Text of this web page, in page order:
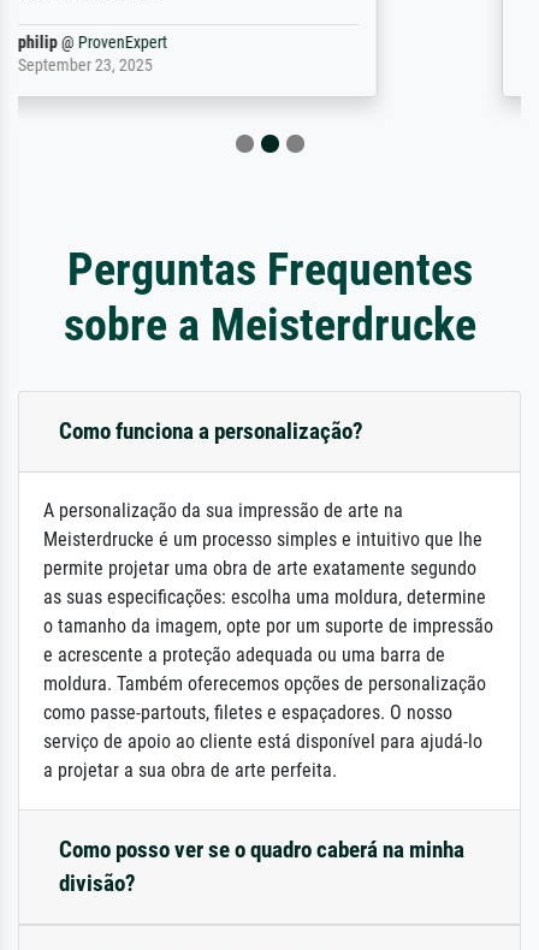
Jürgen@
April 22, 2026
Perguntas Frequentes
sobre a Meisterdrucke
Como funciona a personalização?
A personalização da sua impressão de arte na
Meisterdrucke é um processo simples e intuitivo que lhe
permite projetar uma obra de arte exatamente segundo
as suas especificações: escolha uma moldura, determine
o tamanho da imagem, opte por um suporte de impressão
e acrescente a proteção adequada ou uma barra de
moldura. Também oferecemos opções de personalização
como passe-partouts, filetes e espaçadores. O nosso
serviço de apoio ao cliente está disponível para ajudá-lo
a projetar a sua obra de arte perfeita.
Como posso ver se o quadro caberá na minha
divisão?